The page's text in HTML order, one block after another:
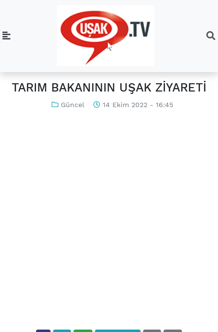
TARIM BAKANININ UŞAK ZİYARETİ
Güncel 14 Ekim 2022 - 16:45